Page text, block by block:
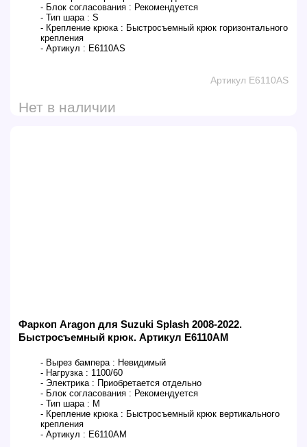
- Блок согласования : Рекомендуется
- Тип шара : S
- Крепление крюка : Быстросъемный крюк горизонтального
крепления
- Артикул : E6110AS
Артикул E6110AS
Нет в наличии
Фаркоп Aragon для Suzuki Splash 2008-2022.
Быстросъемный крюк. Артикул E6110AM
- Вырез бампера : Невидимый
- Нагрузка : 1100/60
- Электрика : Приобретается отдельно
- Блок согласования : Рекомендуется
- Тип шара : M
- Крепление крюка : Быстросъемный крюк вертикального
крепления
- Артикул : E6110AM